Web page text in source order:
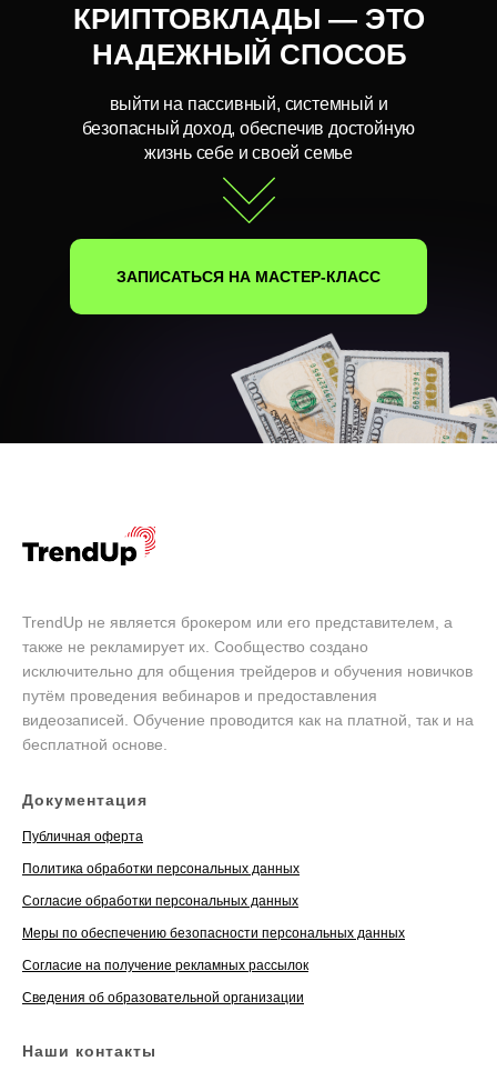
КРИПТОВКЛАДЫ — ЭТО
НАДЕЖНЫЙ СПОСОБ
выйти на пассивный, системный и
безопасный доход, обеспечив достойную
жизнь себе и своей семье
ЗАПИСАТЬСЯ НА МАСТЕР-КЛАСС
TrendUp не является брокером или его представителем, а
также не рекламирует их. Сообщество создано
исключительно для общения трейдеров и обучения новичков
путём проведения вебинаров и предоставления
видеозаписей. Обучение проводится как на платной, так и на
бесплатной основе.
Документация
Публичная оферта
Политика обработки персональных данных
Согласие обработки персональных данных
Меры по обеспечению безопасности персональных данных
Согласие на получение рекламных рассылок
Сведения об образовательной организации
Наши контакты